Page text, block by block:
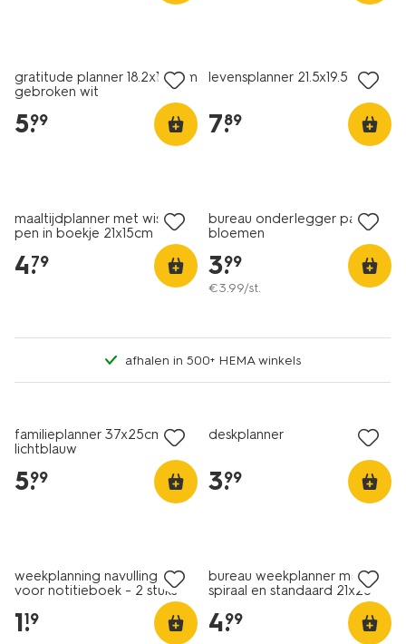
gratitude planner 18.2x15.8cm
gebroken wit
5.
99
levensplanner 21.5x19.5
7.
89
maaltijdplanner met wisbare
pen in boekje 21x15cm
4.
79
bureau onderlegger papier
bloemen
3.
99
€3.99/st.
afhalen in 500+ HEMA winkels
familieplanner 37x25cm
lichtblauw
5.
99
deskplanner
3.
99
weekplanning navulling A5
voor notitieboek - 2 stuks
1.
19
bureau weekplanner met
spiraal en standaard 21x28
4.
99